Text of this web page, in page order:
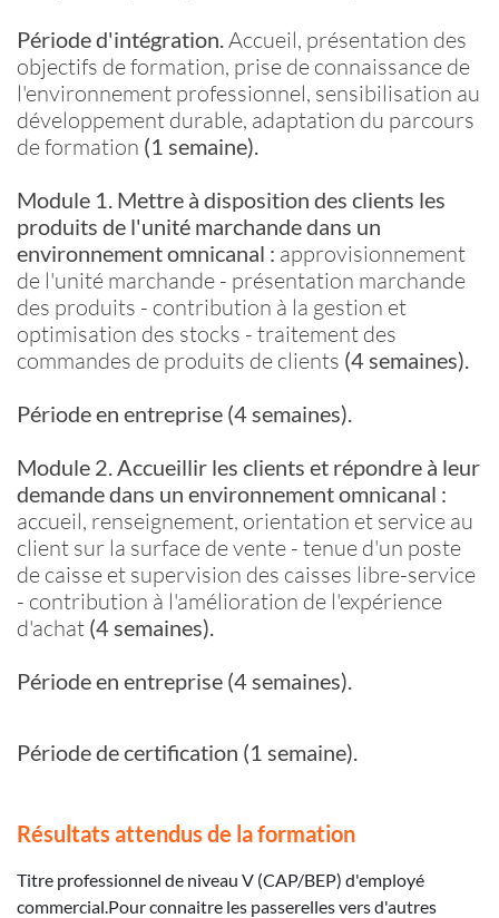
Période d'intégration.Accueil, présentation des
objectifs de formation, prise de connaissance de
l'environnement professionnel, sensibilisation au
développement durable, adaptation du parcours
de formation (1 semaine).
Module 1. Mettre à disposition des clients les
produits de l'unité marchande dans un
environnement omnicanal : approvisionnement
de l'unité marchande - présentation marchande
des produits - contribution à la gestion et
optimisation des stocks - traitement des
commandes de produits de clients (4 semaines).
Période en entreprise (4 semaines).
Module 2. Accueillir les clients et répondre à leur
demande dans un environnement omnicanal :
accueil, renseignement, orientation et service au
client sur la surface de vente - tenue d'un poste
de caisse et supervision des caisses libre-service
- contribution à l'amélioration de l'expérience
d'achat (4 semaines).
Période en entreprise (4 semaines).
Période de certification (1 semaine).
Résultats attendus de la formation
Titre professionnel de niveau V (CAP/BEP) d'employé
commercial.Pour connaitre les passerelles vers d'autres